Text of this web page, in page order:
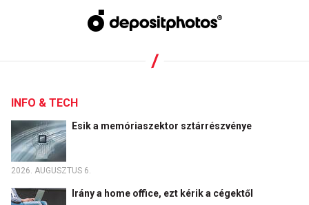
INFO & TECH
Esik a memóriaszektor sztárrészvénye
2026. AUGUSZTUS 6.
Irány a home office, ezt kérik a cégektől